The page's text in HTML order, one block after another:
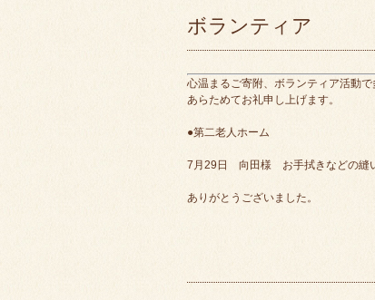
ボランティア
心温まるご寄附、ボランティア活動
あらためてお礼申し上げます。
●第二老人ホーム
7月29日 向田様 お手拭きなどの縫
ありがとうございました。